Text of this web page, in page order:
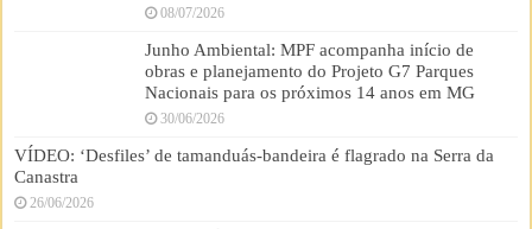
08/07/2026
Junho Ambiental: MPF acompanha início de
obras e planejamento do Projeto G7 Parques
Nacionais para os próximos 14 anos em MG
30/06/2026
VÍDEO: ‘Desfiles’ de tamanduás-bandeira é flagrado na Serra da
Canastra
26/06/2026